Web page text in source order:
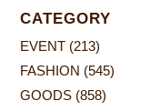
CATEGORY
EVENT (213)
FASHION (545)
GOODS (858)